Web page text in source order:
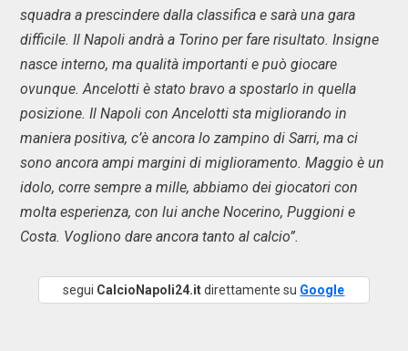
squadra a prescindere dalla classifica e sarà una gara
difficile. Il Napoli andrà a Torino per fare risultato. Insigne
nasce interno, ma qualità importanti e può giocare
ovunque. Ancelotti è stato bravo a spostarlo in quella
posizione. Il Napoli con Ancelotti sta migliorando in
maniera positiva, c’è ancora lo zampino di Sarri, ma ci
sono ancora ampi margini di miglioramento. Maggio è un
idolo, corre sempre a mille, abbiamo dei giocatori con
molta esperienza, con lui anche Nocerino, Puggioni e
Costa. Vogliono dare ancora tanto al calcio”.
segui CalcioNapoli24.itdirettamente su Google